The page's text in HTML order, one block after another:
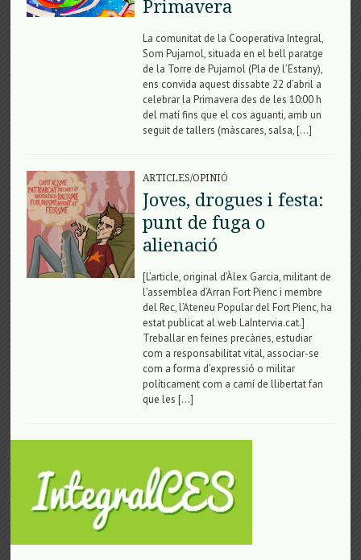
Primavera
La comunitat de la Cooperativa Integral,
Som Pujarnol, situada en el bell paratge
de la Torre de Pujarnol (Pla de l’Estany),
ens convida aquest dissabte 22 d’abril a
celebrar la Primavera des de les 10:00 h
del matí fins que el cos aguanti, amb un
seguit de tallers (màscares, salsa, […]
ARTICLES/OPINIÓ
Joves, drogues i festa:
punt de fuga o
alienació
[L’article, original d’Àlex Garcia, militant de
l’assemblea d’Arran Fort Pienc i membre
del Rec, l’Ateneu Popular del Fort Pienc, ha
estat publicat al web LaIntervia.cat.]
Treballar en feines precàries, estudiar
com a responsabilitat vital, associar-se
com a forma d’expressió o militar
políticament com a camí de llibertat fan
que les […]